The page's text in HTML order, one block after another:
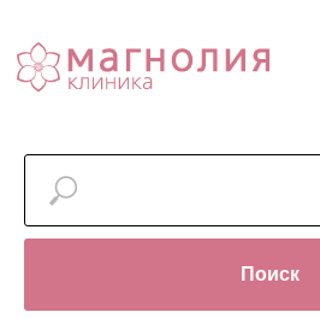
Поиск